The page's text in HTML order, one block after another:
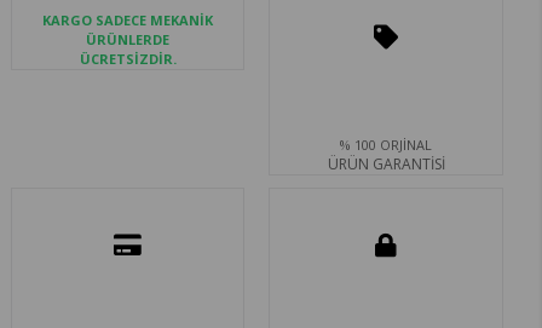
KARGO SADECE MEKANİK
ÜRÜNLERDE
ÜCRETSİZDİR.
% 100 ORJİNAL
ÜRÜN GARANTİSİ